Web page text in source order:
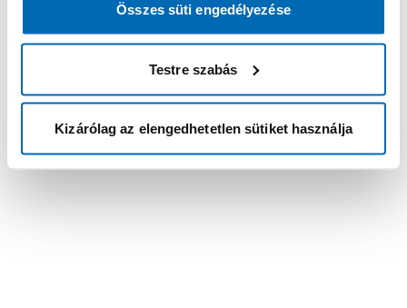
Összes süti engedélyezése
Testre szabás
Kizárólag az elengedhetetlen sütiket használja